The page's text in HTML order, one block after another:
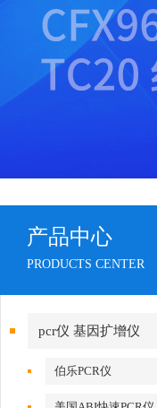
产品中心
PRODUCTS CENTER
pcr仪 基因扩增仪
伯乐PCR仪